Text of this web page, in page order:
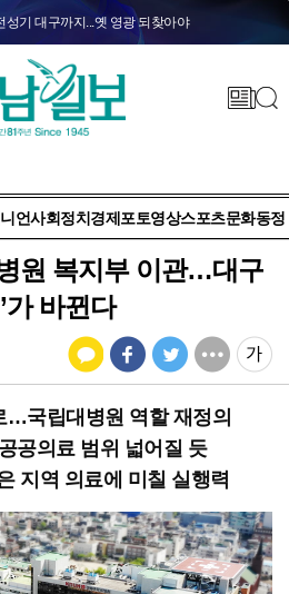
성기 대구까지...옛 영광 되찾아야
언사회정치 경제 포토영상스포츠문화동정
원 복지부 이관…대구
가 바뀐다
…국립대병원 역할 재정의
공의료 범위 넓어질 듯
지역 의료에 미칠 실행력